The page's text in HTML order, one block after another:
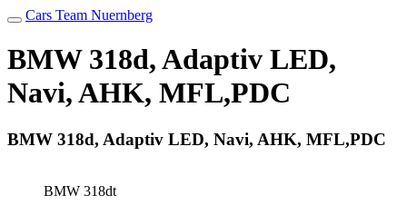
Cars Team Nuernberg
BMW 318d, Adaptiv LED,
Navi, AHK, MFL,PDC
BMW 318d, Adaptiv LED, Navi, AHK, MFL,PDC
BMW 318dt